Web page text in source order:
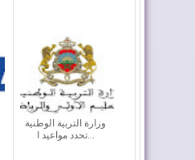
وزارة التربية الوطنية
تحدد مواعيد ا...